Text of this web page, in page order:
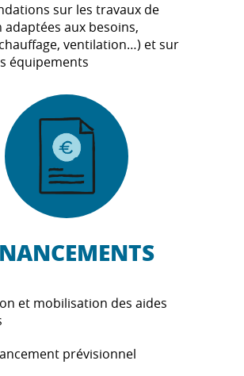
sur les travaux de
aux besoins,
ventilation…) et sur
équipements
et mobilisation des aides
prévisionnel